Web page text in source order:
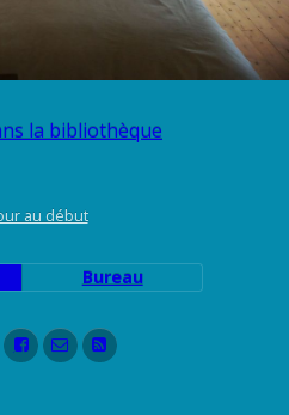
la bibliothèque
au début
Bureau